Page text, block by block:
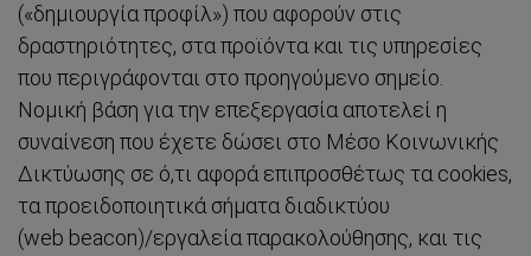
(«δημιουργία προφίλ») που αφορούν στις
δραστηριότητες, στα προϊόντα και τις υπηρεσίες
που περιγράφονται στο προηγούμενο σημείο.
Νομική βάση για την επεξεργασία αποτελεί η
συναίνεση που έχετε δώσει στο Μέσο Κοινωνικής
Δικτύωσης σε ό,τι αφορά επιπροσθέτως τα cookies,
τα προειδοποιητικά σήματα διαδικτύου
(web beacon)/εργαλεία παρακολούθησης, και τις